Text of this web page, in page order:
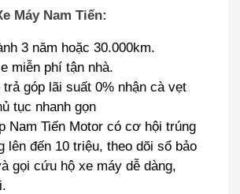
Máy Nam Tiến:
3 năm hoặc 30.000km.
miễn phí tận nhà.
góp lãi suất 0% nhận cà vẹt
tục nhanh gọn
Nam Tiến Motor có cơ hội trúng
lên đến 10 triệu, theo dõi sổ bảo
gọi cứu hộ xe máy dễ dàng,